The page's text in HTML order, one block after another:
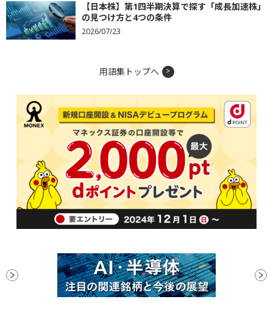
【日本株】第1四半期決算で探す「成長加速株」
の見つけ方と4つの条件
2026/07/23
用語集トップへ